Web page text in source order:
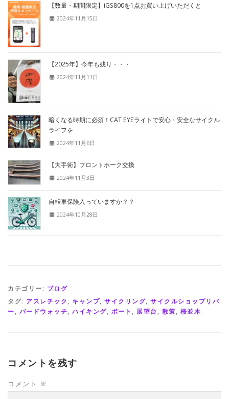
【数量・期間限定】iGS800を1点お買い上げいただくと
2024年11月15日
【2025年】今年も残り・・・
2024年11月11日
暗くなる時期に必須！CAT EYEライトで安心・安全なサイクル
ライフを
2024年11月6日
【大手術】フロントホーク交換
2024年11月3日
自転車保険入っていますか？？
2024年10月28日
カテゴリー: ブログ
タグ: アスレチック, キャンプ, サイクリング, サイクルショップリバ
ー, バードウォッチ, ハイキング, ボート , 展望台, 散策, 桜並木
コメントを残す
コメント ※